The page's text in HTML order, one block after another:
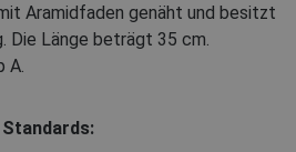
Aramidfaden genäht und besitzt
Die Länge beträgt 35 cm.
A.
Standards: